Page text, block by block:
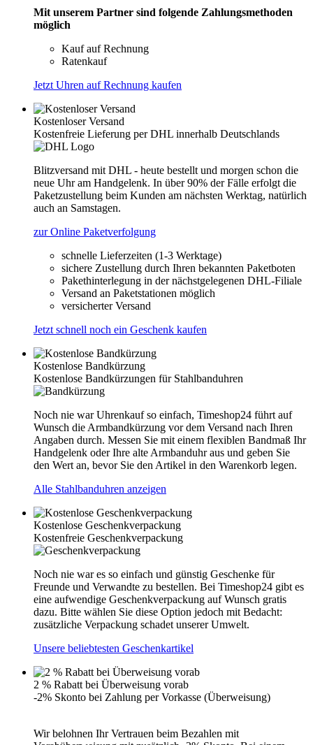
Mit unserem Partner sind folgende Zahlungsmethoden
möglich
Kauf auf Rechnung
Ratenkauf
Jetzt Uhren auf Rechnung kaufen
Kostenloser Versand
Kostenfreie Lieferung per DHL innerhalb Deutschlands
Blitzversand mit DHL - heute bestellt und morgen schon die
neue Uhr am Handgelenk. In über 90% der Fälle erfolgt die
Paketzustellung beim Kunden am nächsten Werktag, natürlich
auch an Samstagen.
zur Online Paketverfolgung
schnelle Lieferzeiten (1-3 Werktage)
sichere Zustellung durch Ihren bekannten Paketboten
Pakethinterlegung in der nächstgelegenen DHL-Filiale
Versand an Paketstationen möglich
versicherter Versand
Jetzt schnell noch ein Geschenk kaufen
Kostenlose Bandkürzung
Kostenlose Bandkürzungen für Stahlbanduhren
Noch nie war Uhrenkauf so einfach, Timeshop24 führt auf
Wunsch die Armbandkürzung vor dem Versand nach Ihren
Angaben durch. Messen Sie mit einem flexiblen Bandmaß Ihr
Handgelenk oder Ihre alte Armbanduhr aus und geben Sie
den Wert an, bevor Sie den Artikel in den Warenkorb legen.
Alle Stahlbanduhren anzeigen
Kostenlose Geschenkverpackung
Kostenfreie Geschenkverpackung
Noch nie war es so einfach und günstig Geschenke für
Freunde und Verwandte zu bestellen. Bei Timeshop24 gibt es
eine aufwendige Geschenkverpackung auf Wunsch gratis
dazu. Bitte wählen Sie diese Option jedoch mit Bedacht:
zusätzliche Verpackung schadet unserer Umwelt.
Unsere beliebtesten Geschenkartikel
2 % Rabatt bei Überweisung vorab
-2% Skonto bei Zahlung per Vorkasse (Überweisung)
Wir belohnen Ihr Vertrauen beim Bezahlen mit